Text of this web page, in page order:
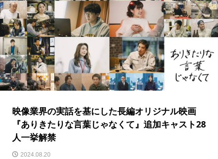
映像業界の実話を基にした長編オリジナル映画
『ありきたりな言葉じゃなくて』追加キャスト28
人一挙解禁
2024.08.20